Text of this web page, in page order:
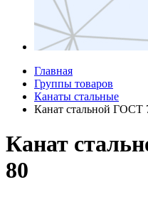
Главная
Группы товаров
Канаты стальные
Канат стальной ГОСТ
Канат
80